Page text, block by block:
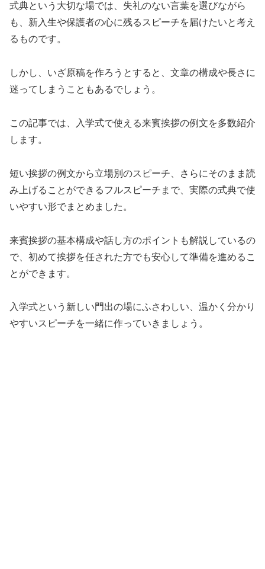
式典という大切な場では、失礼のない言葉を選びながら
も、新入生や保護者の心に残るスピーチを届けたいと考え
るものです。
しかし、いざ原稿を作ろうとすると、文章の構成や長さに
迷ってしまうこともあるでしょう。
この記事では、入学式で使える来賓挨拶の例文を多数紹介
します。
短い挨拶の例文から立場別のスピーチ、さらにそのまま読
み上げることができるフルスピーチまで、実際の式典で使
いやすい形でまとめました。
来賓挨拶の基本構成や話し方のポイントも解説しているの
で、初めて挨拶を任された方でも安心して準備を進めるこ
とができます。
入学式という新しい門出の場にふさわしい、温かく分かり
やすいスピーチを一緒に作っていきましょう。